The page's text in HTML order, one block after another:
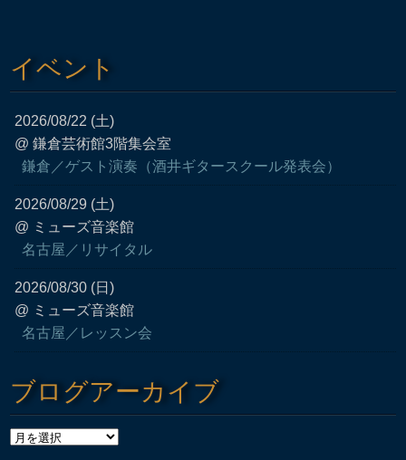
イベント
2026/08/22 (土)
@ 鎌倉芸術館3階集会室
鎌倉／ゲスト演奏（酒井ギタースクール発表会）
2026/08/29 (土)
@ ミューズ音楽館
名古屋／リサイタル
2026/08/30 (日)
@ ミューズ音楽館
名古屋／レッスン会
ブログアーカイブ